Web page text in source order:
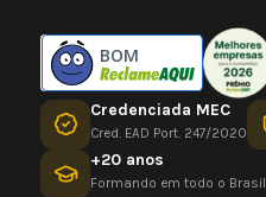
BOM
Credenciada MEC
Cred. EAD Port. 247/2020
+20 anos
Formando em todo o Brasil